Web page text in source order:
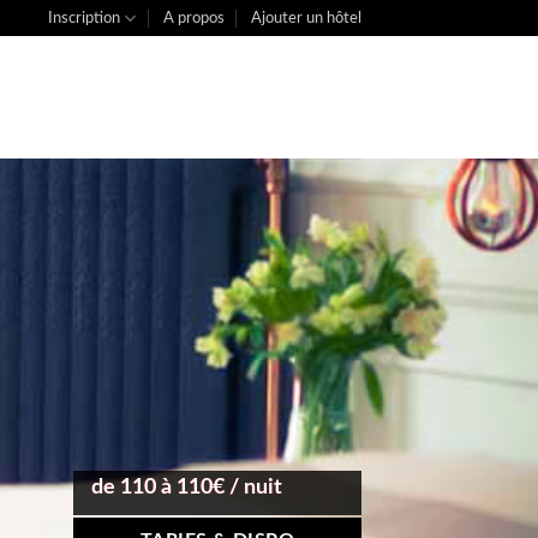
Inscription A propos Ajouter un hôtel
de 110 à 110€ / nuit